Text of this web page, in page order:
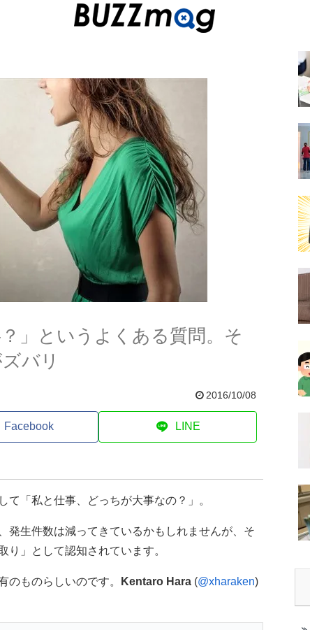
」というよくある質問。そ
バリ
2016/10/08
Facebook LINE
て「私と仕事、どっちが大事なの？」。
発生件数は減ってきているかもしれませんが、そ
り」として認知されています。
のものらしいのです。 Kentaro Hara (@xharaken)